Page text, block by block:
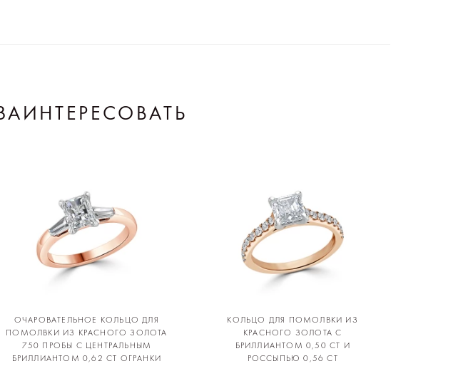
ОЧАРОВАТЕЛЬНОЕ КОЛЬЦО ДЛЯ
ПОМОЛВКИ ИЗ КРАСНОГО ЗОЛОТА
750 ПРОБЫ С ЦЕНТРАЛЬНЫМ
БРИЛЛИАНТОМ 0,62 CT ОГРАНКИ
КОЛЬЦО ДЛЯ ПОМОЛВКИ ИЗ
КРАСНОГО ЗОЛОТА С
БРИЛЛИАНТОМ 0,50 CT И
РОССЫПЬЮ 0,56 CT